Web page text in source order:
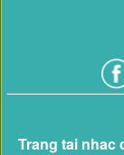
Trang tai nhac